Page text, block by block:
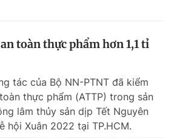
toàn thực phẩm hơn 1,1 tỉ
tác của Bộ NN-PTNT đã kiểm
thực phẩm (ATTP) trong sản
lâm thủy sản dịp Tết Nguyên
hội Xuân 2022 tại TP.HCM.